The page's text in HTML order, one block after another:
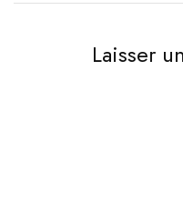
Laisser